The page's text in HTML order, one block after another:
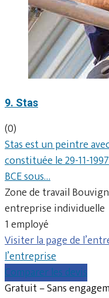
9. Stas
(0)
Stas est un peintre
constituée le 29-11-
BCE sous…
Zone de travail
entreprise individuelle
1 employé
Visiter la page de
l’entreprise
Comparer les devis
Gratuit – Sans